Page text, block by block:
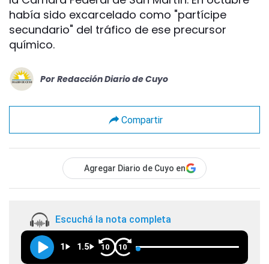
había sido excarcelado como "partícipe
secundario" del tráfico de ese precursor
químico.
Por Redacción Diario de Cuyo
Compartir
Agregar Diario de Cuyo en
Escuchá la nota completa
1 1.5 10 10